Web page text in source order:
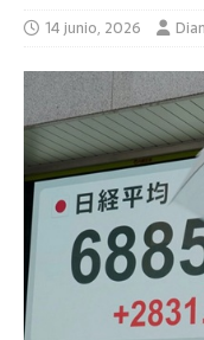
14 junio, 2026